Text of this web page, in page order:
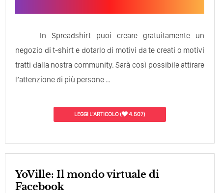
In Spreadshirt puoi creare gratuitamente un
negozio di t-shirt e dotarlo di motivi da te creati o motivi
tratti dalla nostra community. Sarà così possibile attirare
l’attenzione di più persone …
LEGGI L'ARTICOLO( 4.507)
YoVille: Il mondo virtuale di
Facebook